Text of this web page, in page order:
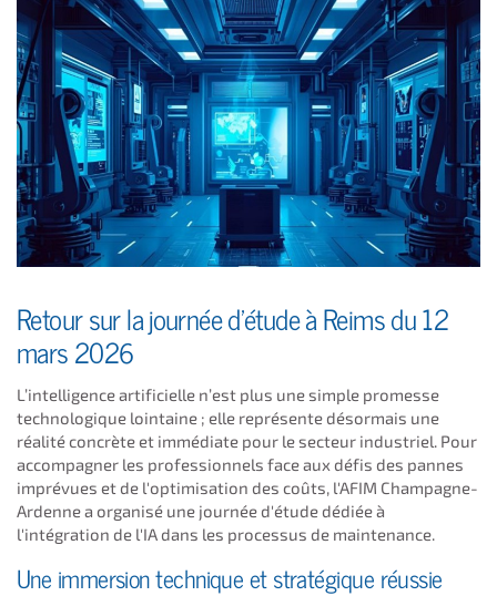
Retour sur la journée d'étude à Reims du 12
mars 2026
L’intelligence artificielle n’est plus une simple promesse
technologique lointaine ; elle représente désormais une
réalité concrète et immédiate pour le secteur industriel. Pour
accompagner les professionnels face aux défis des pannes
imprévues et de l'optimisation des coûts, l'AFIM Champagne-
Ardenne a organisé une journée d'étude dédiée à
l'intégration de l'IA dans les processus de maintenance.
Une immersion technique et stratégique réussie